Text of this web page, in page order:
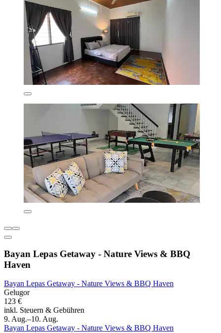
Bayan Lepas Getaway - Nature Views & BBQ
Haven
Bayan Lepas Getaway - Nature Views & BBQ Haven
Gelugor
123 €
inkl. Steuern & Gebühren
9. Aug.–10. Aug.
Bayan Lepas Getaway - Nature Views & BBQ Haven